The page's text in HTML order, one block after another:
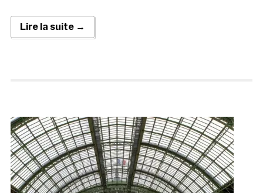
Lire la suite →